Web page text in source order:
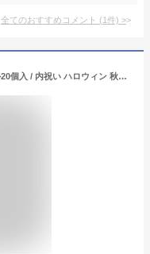
全てのおすすめコメント (1件) >
【送料無料】 楽天1位 KINEEL ルフル20個入 / 内祝い ハロウィン 秋ギフト 歳暮 キニール 3冠 焼き菓子 詰め合わせ 京都 スイーツ ラングドシャ お菓子 洋菓子 プレゼント ギフト 内祝 御礼 退職 手土産 お土産 個包装 お返し 誕生日 お取り寄せ 出産祝 3000円 4000円